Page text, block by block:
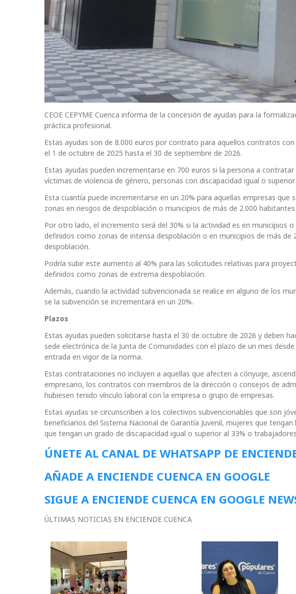
CEOE CEPYME Cuenca informa de la concesión de ayudas para la
práctica profesional.
Estas ayudas son de 8.000 euros por contrato para aquellos contratos
el 1 de octubre de 2025 hasta el 30 de septiembre de 2026.
Estas ayudas pueden incrementarse en 700 euros si la persona a
víctimas de violencia de género, personas con discapacidad igual o
Esta cuantía puede incrementarse en un 20% para aquellas empresas
zonas en riesgos de despoblación o municipios de más de 2.000
Por otro lado, el incremento será del 30% si la actividad es en municipios
definidos como zonas de intensa despoblación o en municipios de más
despoblación.
Podría subir este aumento al 40% para las solicitudes relativas para
definidos como zonas de extrema despoblación.
Además, cuando la actividad subvencionada se realice en alguno de los
se la subvención se incrementará en un 20%.
Plazos
Estas ayudas pueden solicitarse hasta el 30 de octubre de 2026 y deben
sede electrónica de la Junta de Comunidades con el plazo de un mes
entrada en vigor de la norma.
Estas contrataciones no incluyen a aquellas que afecten a cónyuge,
empresario, los contratos con miembros de la dirección o consejos de
hubiesen tenido vínculo laboral con la empresa o grupo de empresas.
Estas ayudas se circunscriben a los colectivos subvencionables que son
beneficiarios del Sistema Nacional de Garantía Juvenil, mujeres que
que tengan un grado de discapacidad igual o superior al 33% o
ÚNETE AL CANAL DE WHATSAPP DE
AÑADE A ENCIENDE CUENCA EN GOOGLE
SIGUE A ENCIENDE CUENCA EN GOOGLE
ÚLTIMAS NOTICIAS EN ENCIENDE CUENCA